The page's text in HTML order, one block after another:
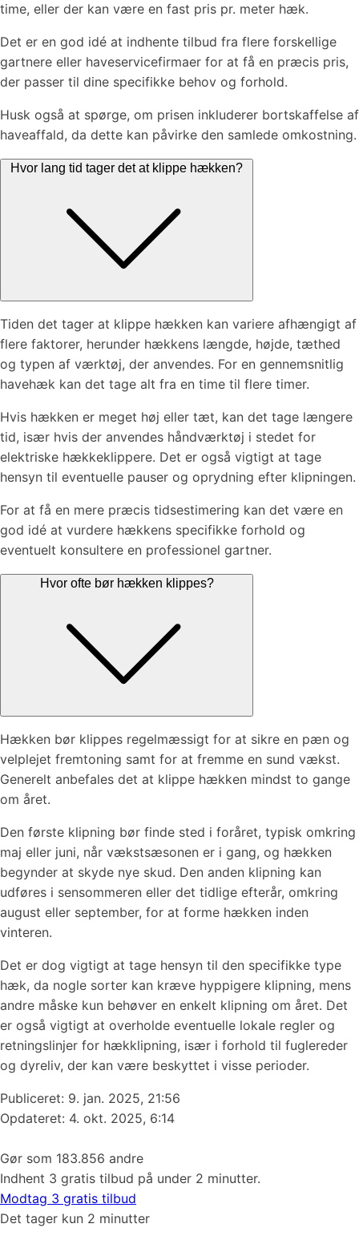
time, eller der kan være en fast pris pr. meter hæk.
Det er en god idé at indhente tilbud fra flere forskellige
gartnere eller haveservicefirmaer for at få en præcis pris,
der passer til dine specifikke behov og forhold.
Husk også at spørge, om prisen inkluderer bortskaffelse af
haveaffald, da dette kan påvirke den samlede omkostning.
Hvor lang tid tager det at klippe hækken?
Tiden det tager at klippe hækken kan variere afhængigt af
flere faktorer, herunder hækkens længde, højde, tæthed
og typen af værktøj, der anvendes. For en gennemsnitlig
havehæk kan det tage alt fra en time til flere timer.
Hvis hækken er meget høj eller tæt, kan det tage længere
tid, især hvis der anvendes håndværktøj i stedet for
elektriske hækkeklippere. Det er også vigtigt at tage
hensyn til eventuelle pauser og oprydning efter klipningen.
For at få en mere præcis tidsestimering kan det være en
god idé at vurdere hækkens specifikke forhold og
eventuelt konsultere en professionel gartner.
Hvor ofte bør hækken klippes?
Hækken bør klippes regelmæssigt for at sikre en pæn og
velplejet fremtoning samt for at fremme en sund vækst.
Generelt anbefales det at klippe hækken mindst to gange
om året.
Den første klipning bør finde sted i foråret, typisk omkring
maj eller juni, når vækstsæsonen er i gang, og hækken
begynder at skyde nye skud. Den anden klipning kan
udføres i sensommeren eller det tidlige efterår, omkring
august eller september, for at forme hækken inden
vinteren.
Det er dog vigtigt at tage hensyn til den specifikke type
hæk, da nogle sorter kan kræve hyppigere klipning, mens
andre måske kun behøver en enkelt klipning om året. Det
er også vigtigt at overholde eventuelle lokale regler og
retningslinjer for hækklipning, især i forhold til fuglereder
og dyreliv, der kan være beskyttet i visse perioder.
Publiceret: 9. jan. 2025, 21:56
Opdateret: 4. okt. 2025, 6:14
Gør som 183.856 andre
Indhent 3 gratis tilbud på under 2 minutter.
Modtag 3 gratis tilbud
Det tager kun 2 minutter